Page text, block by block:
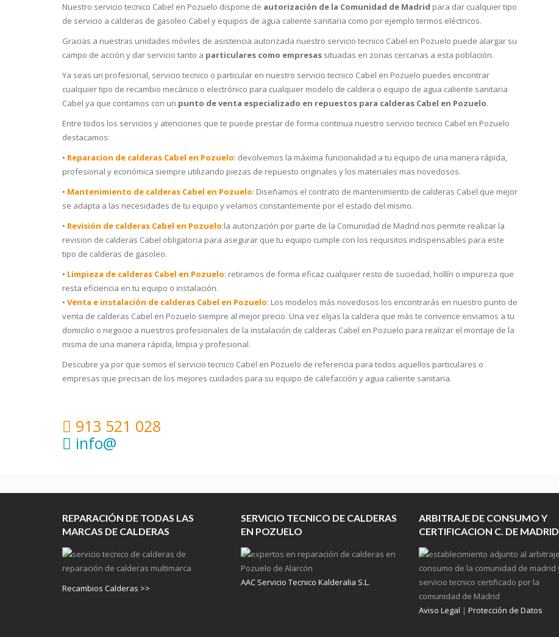
Nuestro servicio tecnico Cabel en Pozuelo dispone de autorización de la Comunidad de Madrid para dar cualquier tipo
de servicio a calderas de gasoleo Cabel y equipos de agua caliente sanitaria como por ejemplo termos eléctricos.
Gracias a nuestras unidades móviles de asistencia autorizada nuestro servicio tecnico Cabel en Pozuelo puede alargar su
campo de acción y dar servicio tanto a particulares como empresas situadas en zonas cercanas a esta población.
Ya seas un profesional, servicio tecnico o particular en nuestro servicio tecnico Cabel en Pozuelo puedes encontrar
cualquier tipo de recambio mecánico o electrónico para cualquier modelo de caldera o equipo de agua caliente sanitaria
Cabel ya que contamos con un punto de venta especializado en repuestos para calderas Cabel en Pozuelo.
Entre todos los servicios y atenciones que te puede prestar de forma continua nuestro servicio tecnico Cabel en Pozuelo
destacamos:
• Reparacion de calderas Cabel en Pozuelo: devolvemos la máxima funcionalidad a tu equipo de una manera rápida,
profesional y económica siempre utilizando piezas de repuesto originales y los materiales mas novedosos.
• Mantenimiento de calderas Cabel en Pozuelo: Diseñamos el contrato de mantenimiento de calderas Cabel que mejor
se adapta a las necesidades de tu equipo y velamos constantemente por el estado del mismo.
• Revisión de calderas Cabel en Pozuelo:la autorización por parte de la Comunidad de Madrid nos permite realizar la
revision de calderas Cabel obligatoria para asegurar que tu equipo cumple con los requisitos indispensables para este
tipo de calderas de gasoleo.
• Limpieza de calderas Cabel en Pozuelo: retiramos de forma eficaz cualquier resto de suciedad, hollín o impureza que
resta eficiencia en tu equipo o instalación.
• Venta e instalación de calderas Cabel en Pozuelo: Los modelos más novedosos los encontrarás en nuestro punto de
venta de calderas Cabel en Pozuelo siempre al mejor precio. Una vez elijas la caldera que más te convence enviamos a tu
domicilio o negocio a nuestros profesionales de la instalación de calderas Cabel en Pozuelo para realizar el montaje de la
misma de una manera rápida, limpia y profesional.
Descubre ya por que somos el servicio tecnico Cabel en Pozuelo de referencia para todos aquellos particulares o
empresas que precisan de los mejores cuidados para su equipo de calefacción y agua caliente sanitaria.
913 521 028
info@
REPARACIÓN DE TODAS LAS
MARCAS DE CALDERAS
Recambios Calderas >>
SERVICIO TECNICO DE CALDERAS
EN POZUELO
AAC Servicio Tecnico Kalderalia S.L.
ARBITRAJE DE CONSUMO Y
CERTIFICACION C. DE MADRID
Aviso Legal | Protección de Datos